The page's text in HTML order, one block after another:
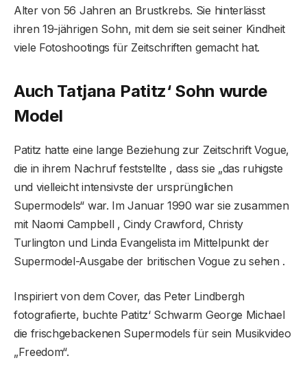
Alter von 56 Jahren an Brustkrebs. Sie hinterlässt
ihren 19-jährigen Sohn, mit dem sie seit seiner Kindheit
viele Fotoshootings für Zeitschriften gemacht hat.
Auch Tatjana Patitz‘ Sohn wurde
Model
Patitz hatte eine lange Beziehung zur Zeitschrift Vogue,
die in ihrem Nachruf feststellte , dass sie „das ruhigste
und vielleicht intensivste der ursprünglichen
Supermodels“ war. Im Januar 1990 war sie zusammen
mit Naomi Campbell , Cindy Crawford, Christy
Turlington und Linda Evangelista im Mittelpunkt der
Supermodel-Ausgabe der britischen Vogue zu sehen .
Inspiriert von dem Cover, das Peter Lindbergh
fotografierte, buchte Patitz‘ Schwarm George Michael
die frischgebackenen Supermodels für sein Musikvideo
„Freedom“.